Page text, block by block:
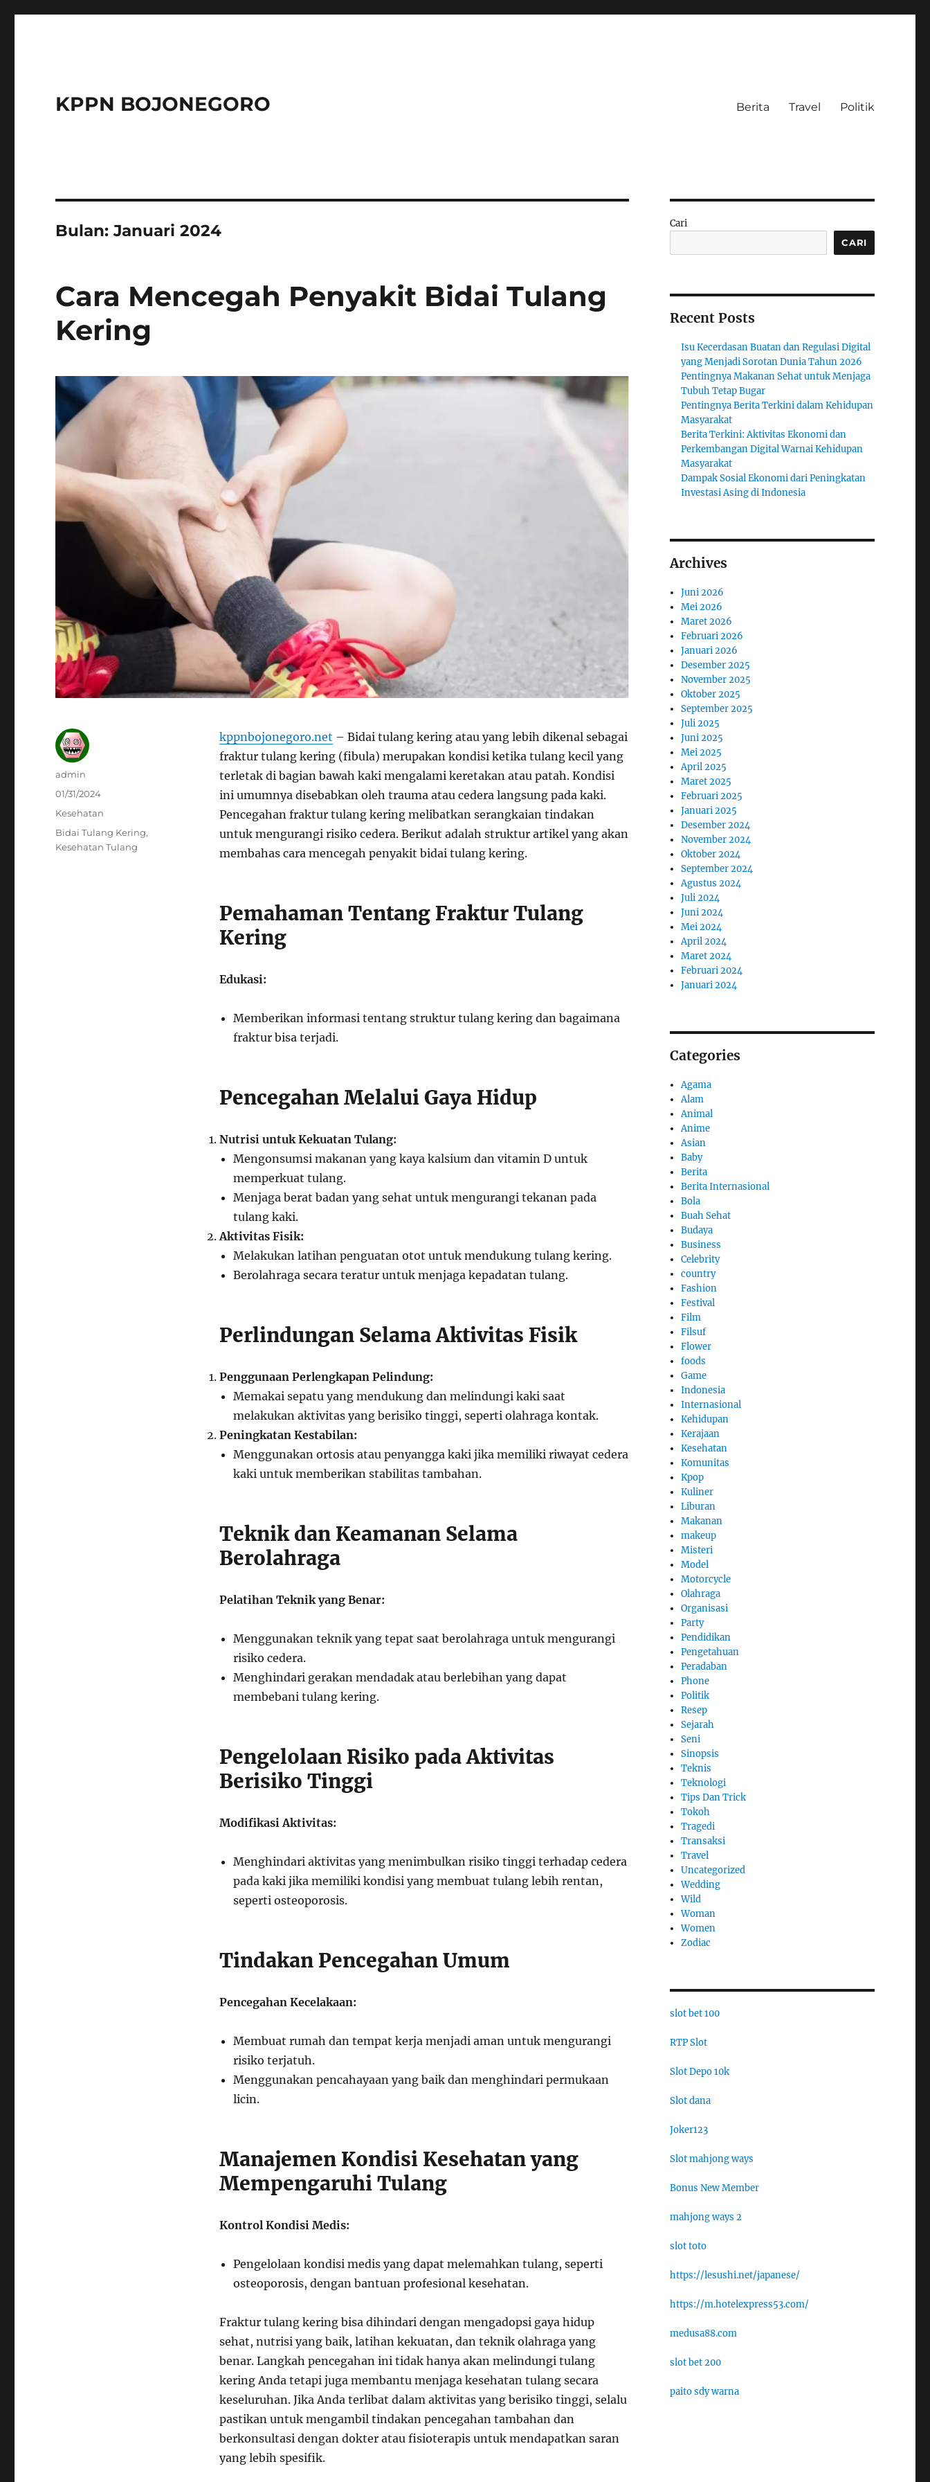
KPPN BOJONEGORO Berita Travel Politik
Bulan:Januari 2024
Cara Mencegah Penyakit Bidai Tulang
Kering
kppnbojonegoro.net – Bidai tulang kering atau yang lebih dikenal sebagai
fraktur tulang kering (fibula) merupakan kondisi ketika tulang kecil yang
terletak di bagian bawah kaki mengalami keretakan atau patah. Kondisi
ini umumnya disebabkan oleh trauma atau cedera langsung pada kaki.
Pencegahan fraktur tulang kering melibatkan serangkaian tindakan
untuk mengurangi risiko cedera. Berikut adalah struktur artikel yang akan
membahas cara mencegah penyakit bidai tulang kering.
Pemahaman Tentang Fraktur Tulang
Kering
Edukasi:
Memberikan informasi tentang struktur tulang kering dan bagaimana
fraktur bisa terjadi.
Pencegahan Melalui Gaya Hidup
Nutrisi untuk Kekuatan Tulang:
Mengonsumsi makanan yang kaya kalsium dan vitamin D untuk
memperkuat tulang.
Menjaga berat badan yang sehat untuk mengurangi tekanan pada
tulang kaki.
Aktivitas Fisik:
Melakukan latihan penguatan otot untuk mendukung tulang kering.
Berolahraga secara teratur untuk menjaga kepadatan tulang.
Perlindungan Selama Aktivitas Fisik
Penggunaan Perlengkapan Pelindung:
Memakai sepatu yang mendukung dan melindungi kaki saat
melakukan aktivitas yang berisiko tinggi, seperti olahraga kontak.
Peningkatan Kestabilan:
Menggunakan ortosis atau penyangga kaki jika memiliki riwayat cedera
kaki untuk memberikan stabilitas tambahan.
Teknik dan Keamanan Selama
Berolahraga
Pelatihan Teknik yang Benar:
Menggunakan teknik yang tepat saat berolahraga untuk mengurangi
risiko cedera.
Menghindari gerakan mendadak atau berlebihan yang dapat
membebani tulang kering.
Pengelolaan Risiko pada Aktivitas
Berisiko Tinggi
Modifikasi Aktivitas:
Menghindari aktivitas yang menimbulkan risiko tinggi terhadap cedera
pada kaki jika memiliki kondisi yang membuat tulang lebih rentan,
seperti osteoporosis.
Tindakan Pencegahan Umum
Pencegahan Kecelakaan:
Membuat rumah dan tempat kerja menjadi aman untuk mengurangi
risiko terjatuh.
Menggunakan pencahayaan yang baik dan menghindari permukaan
licin.
Manajemen Kondisi Kesehatan yang
Mempengaruhi Tulang
Kontrol Kondisi Medis:
Pengelolaan kondisi medis yang dapat melemahkan tulang, seperti
osteoporosis, dengan bantuan profesional kesehatan.
Fraktur tulang kering bisa dihindari dengan mengadopsi gaya hidup
sehat, nutrisi yang baik, latihan kekuatan, dan teknik olahraga yang
benar. Langkah pencegahan ini tidak hanya akan melindungi tulang
kering Anda tetapi juga membantu menjaga kesehatan tulang secara
keseluruhan. Jika Anda terlibat dalam aktivitas yang berisiko tinggi, selalu
pastikan untuk mengambil tindakan pencegahan tambahan dan
berkonsultasi dengan dokter atau fisioterapis untuk mendapatkan saran
yang lebih spesifik.
Author
admin
Posted
01/31/2024
Categories
Kesehatan
Tags
Bidai Tulang Kering,
Kesehatan Tulang
Cari
CARI
Recent Posts
Isu Kecerdasan Buatan dan Regulasi Digital
yang Menjadi Sorotan Dunia Tahun 2026
Pentingnya Makanan Sehat untuk Menjaga
Tubuh Tetap Bugar
Pentingnya Berita Terkini dalam Kehidupan
Masyarakat
Berita Terkini: Aktivitas Ekonomi dan
Perkembangan Digital Warnai Kehidupan
Masyarakat
Dampak Sosial Ekonomi dari Peningkatan
Investasi Asing di Indonesia
Archives
Juni 2026
Mei 2026
Maret 2026
Februari 2026
Januari 2026
Desember 2025
November 2025
Oktober 2025
September 2025
Juli 2025
Juni 2025
Mei 2025
April 2025
Maret 2025
Februari 2025
Januari 2025
Desember 2024
November 2024
Oktober 2024
September 2024
Agustus 2024
Juli 2024
Juni 2024
Mei 2024
April 2024
Maret 2024
Februari 2024
Januari 2024
Categories
Agama
Alam
Animal
Anime
Asian
Baby
Berita
Berita Internasional
Bola
Buah Sehat
Budaya
Business
Celebrity
country
Fashion
Festival
Film
Filsuf
Flower
foods
Game
Indonesia
Internasional
Kehidupan
Kerajaan
Kesehatan
Komunitas
Kpop
Kuliner
Liburan
Makanan
makeup
Misteri
Model
Motorcycle
Olahraga
Organisasi
Party
Pendidikan
Pengetahuan
Peradaban
Phone
Politik
Resep
Sejarah
Seni
Sinopsis
Teknis
Teknologi
Tips Dan Trick
Tokoh
Tragedi
Transaksi
Travel
Uncategorized
Wedding
Wild
Woman
Women
Zodiac
slot bet 100
RTP Slot
Slot Depo 10k
Slot dana
Joker123
Slot mahjong ways
Bonus New Member
mahjong ways 2
slot toto
https://lesushi.net/japanese/
https://m.hotelexpress53.com/
medusa88.com
slot bet 200
paito sdy warna